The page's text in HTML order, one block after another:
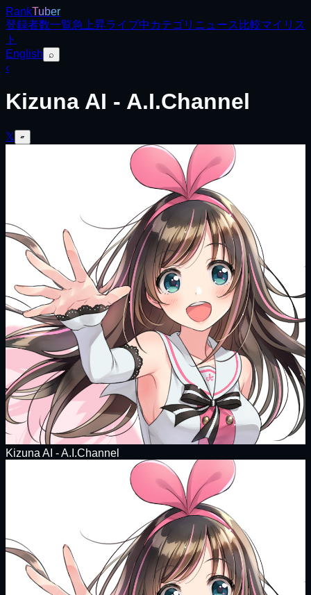
RankTuber
登録者数一覧急上昇ライブ中 カテゴリ ニュース 比較マイリス
ト
English
⌕
‹
Kizuna AI - A.I.Channel
𝕏 ▱
Kizuna AI - A.I.Channel